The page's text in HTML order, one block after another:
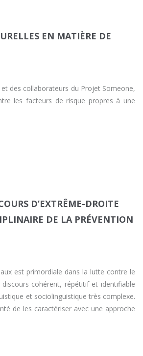
EN MATIÈRE DE
des collaborateurs du Projet Someone,
les facteurs de risque propres à une
D’EXTRÊME-DROITE
DE LA PRÉVENTION
est primordiale dans la lutte contre le
cohérent, répétitif et identifiable
et sociolinguistique très complexe.
de les caractériser avec une approche